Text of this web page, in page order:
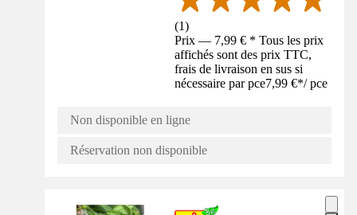
(1)
Prix — 7,99 € * Tous les prix
affichés sont des prix TTC,
frais de livraison en sus si
nécessaire par pce7,99 €*/ pce
Non disponible en ligne
Réservation non disponible